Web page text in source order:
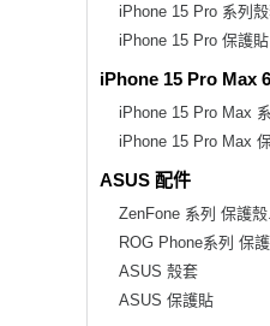
iPhone 15 Pro 系列
iPhone 15 Pro 保護貼
iPhone 15 Pro Max
iPhone 15 Pro Max
iPhone 15 Pro Max
ASUS 配件
ZenFone 系列 保護
ROG Phone系列 保
ASUS 殼套
ASUS 保護貼